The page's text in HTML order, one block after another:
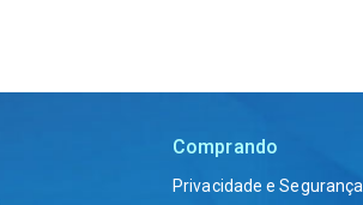
Comprando
Privacidade e Segurança